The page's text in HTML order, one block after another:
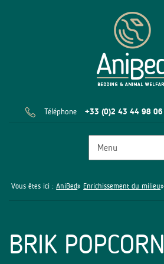
Téléphone +33 (0)2 43 44 98 06
Vous êtes ici : AniBed» Enrichissement du milieu»
BRIK POPCORN